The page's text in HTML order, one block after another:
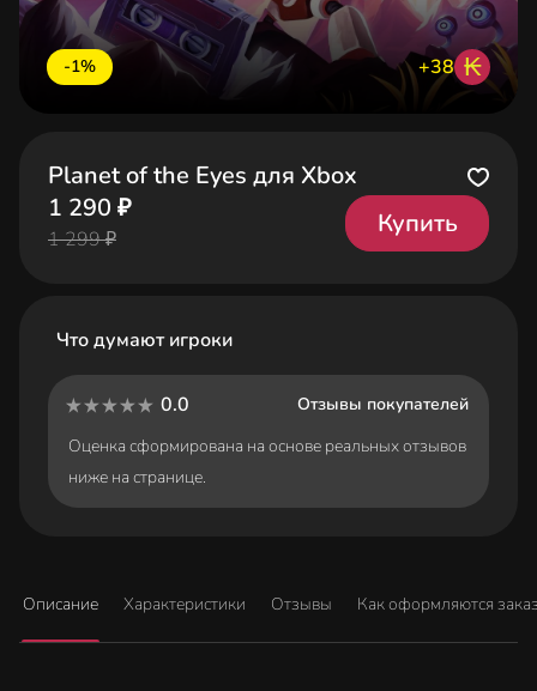
-1% +38 ₭
Planet of the Eyes для Xbox
1 290 ₽
1 299 ₽
Купить
Что думают игроки
0.0
Отзывы покупателей
Оценка сформирована на основе реальных отзывов
ниже на странице.
Описание Характеристики Отзывы Как оформляются